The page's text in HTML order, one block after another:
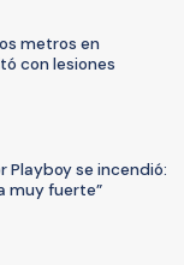
metros en
con lesiones
Playboy se incendió:
muy fuerte”